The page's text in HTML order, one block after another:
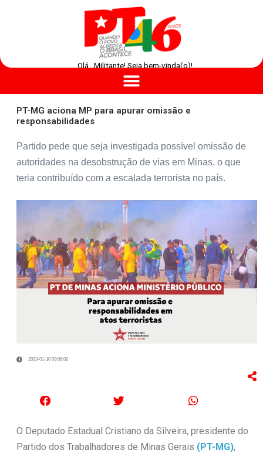
Olá , Militante! Seja bem-vinda(o)!
PT-MG aciona MP para apurar omissão e
responsabilidades
Partido pede que seja investigada possível omissão de
autoridades na desobstrução de vias em Minas, o que
teria contribuído com a escalada terrorista no país.
2023-01-10 09:06:02
O Deputado Estadual Cristiano da Silveira, presidente do
Partido dos Trabalhadores de Minas Gerais (PT-MG),